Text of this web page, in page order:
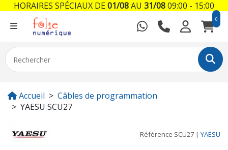
0
Accueil
Câbles de programmation
YAESU SCU27
Référence SCU27 | YAESU
HORAIRES SPÉCIAUX DE01/08AU 31/0809:00 - 15:00